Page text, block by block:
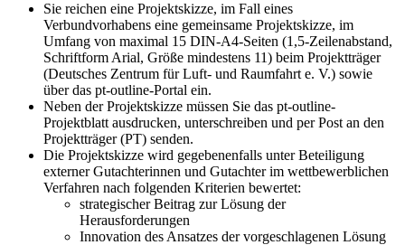
Sie reichen eine Projektskizze, im Fall eines
Verbundvorhabens eine gemeinsame Projektskizze, im
Umfang von maximal 15 DIN-A4-Seiten (1,5-Zeilenabstand,
Schriftform Arial, Größe mindestens 11) beim Projektträger
(Deutsches Zentrum für Luft- und Raumfahrt e. V.) sowie
über das pt-outline-Portal ein.
Neben der Projektskizze müssen Sie das pt-outline-
Projektblatt ausdrucken, unterschreiben und per Post an den
Projektträger (PT) senden.
Die Projektskizze wird gegebenenfalls unter Beteiligung
externer Gutachterinnen und Gutachter im wettbewerblichen
Verfahren nach folgenden Kriterien bewertet:
strategischer Beitrag zur Lösung der
Herausforderungen
Innovation des Ansatzes der vorgeschlagenen Lösung